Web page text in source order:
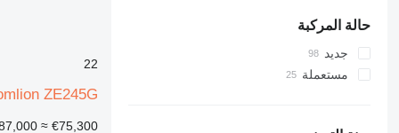
365
375
8050
8055
حالة المركبة
جديد
مستعملة
22
ZE245G
≈ €75,300